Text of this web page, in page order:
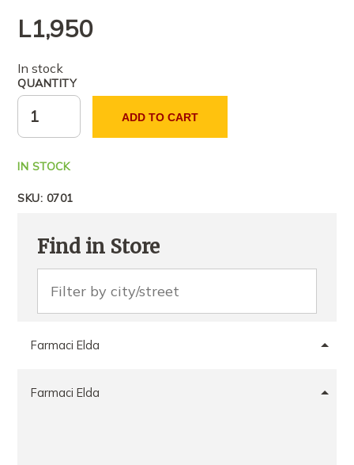
L1,950
In stock
QUANTITY
ADD TO CART
IN STOCK
SKU: 0701
Find in Store
Farmaci Elda
Farmaci Elda